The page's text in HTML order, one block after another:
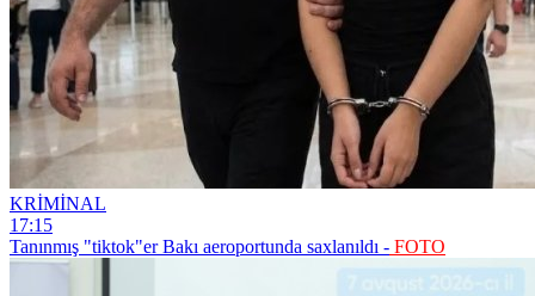
KRİMİNAL
17:15
Tanınmış "tiktok"er Bakı aeroportunda saxlanıldı - FOTO